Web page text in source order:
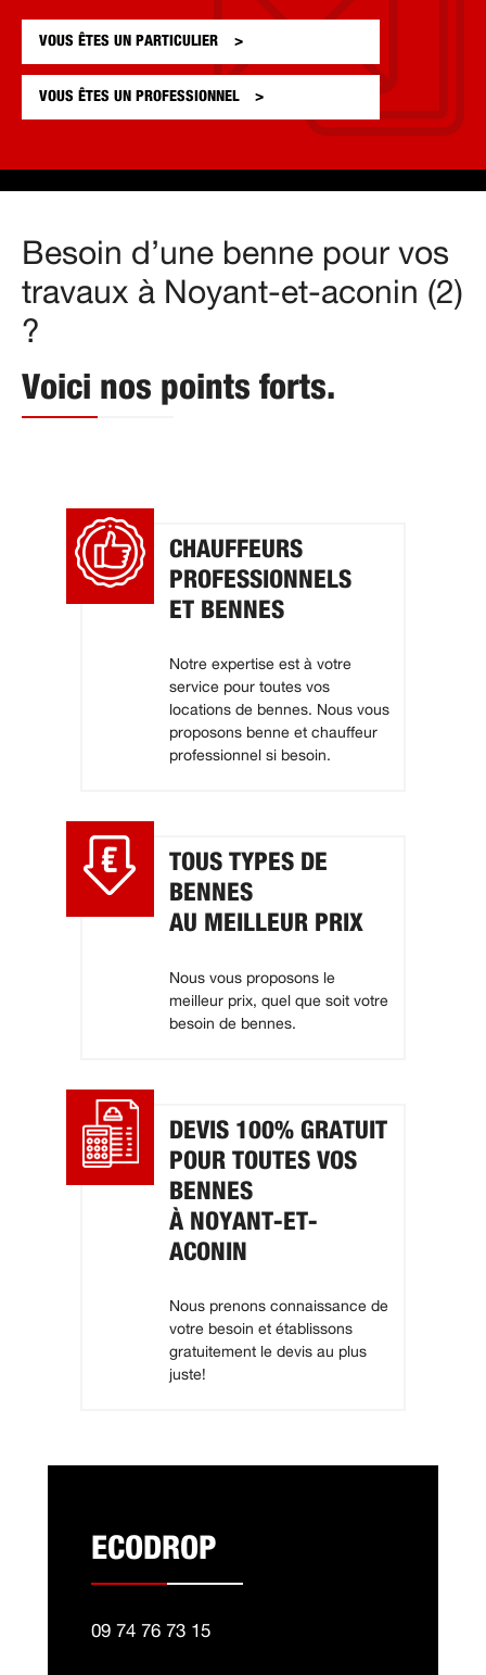
VOUS ÊTES UN PARTICULIER
VOUS ÊTES UN PROFESSIONNEL
Besoin d’une benne pour vos
travaux à Noyant-et-aconin (2)
?
Voici nos points forts.
CHAUFFEURS
PROFESSIONNELS
ET BENNES
Notre expertise est à votre
service pour toutes vos
locations de bennes. Nous vous
proposons benne et chauffeur
professionnel si besoin.
TOUS TYPES DE
BENNES
AU MEILLEUR PRIX
Nous vous proposons le
meilleur prix, quel que soit votre
besoin de bennes.
DEVIS 100% GRATUIT
POUR TOUTES VOS
BENNES
À NOYANT-ET-
ACONIN
Nous prenons connaissance de
votre besoin et établissons
gratuitement le devis au plus
juste!
ECODROP
09 74 76 73 15